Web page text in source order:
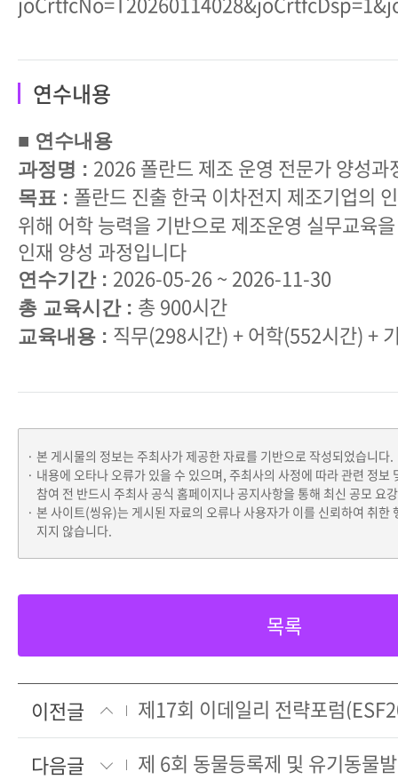
연수내용
■ 연수내용
과정명 : 2026 폴란드 제조 운영 전문가 양성과
목표 : 폴란드 진출 한국 이차전지 제조기업의
위해 어학 능력을 기반으로 제조운영 실무교육
인재 양성 과정입니다
연수기간 : 2026-05-26 ~ 2026-11-30
총 교육시간 : 총 900시간
교육내용 : 직무(298시간) + 어학(552시간) +
본 게시물의 정보는 주최사가 제공한 자료를 기반으로 작성되었습니다.
내용에 오타나 오류가 있을 수 있으며, 주최사의 사정에 따라 관련 정보
참여 전 반드시 주최사 공식 홈페이지나 공지사항을 통해 최신 공모 요
본 사이트(씽유)는 게시된 자료의 오류나 사용자가 이를 신뢰하여 취한
지지 않습니다.
목록
이전글
제17회 이데일리 전략포럼
다음글